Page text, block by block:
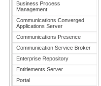
Business Process
Management
Communications Converged
Applications Server
Communications Presence
Communication Service Broker
Enterprise Repository
Entitlements Server
Portal